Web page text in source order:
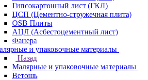
Гипсокартонный лист (ГКЛ)
ЦСП (Цементно-стружечная плита)
OSB Плиты
АЦЛ (Асбестоцементный лист)
Фанера
и упаковочные материалы
Назад
Малярные и упаковочные материалы
Ветошь